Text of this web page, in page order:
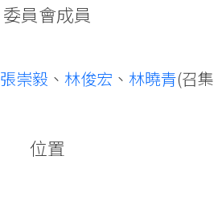
委員會成員
張崇毅 、 林俊宏 、 林曉青(召集
位置